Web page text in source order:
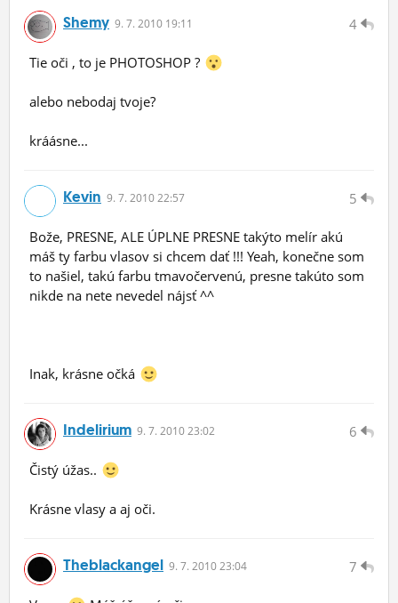
4
Shemy 9. 7. 2010 19:11
Tie oči , to je PHOTOSHOP ?
alebo nebodaj tvoje?
kráásne...
5
Kevin 9. 7. 2010 22:57
Bože, PRESNE, ALE ÚPLNE PRESNE takýto melír akú
máš ty farbu vlasov si chcem dať !!! Yeah, konečne som
to našiel, takú farbu tmavočervenú, presne takúto som
nikde na nete nevedel nájsť ^^
Inak, krásne očká
6
Indelirium 9. 7. 2010 23:02
Čistý úžas..
Krásne vlasy a aj oči.
7
Theblackangel 9. 7. 2010 23:04